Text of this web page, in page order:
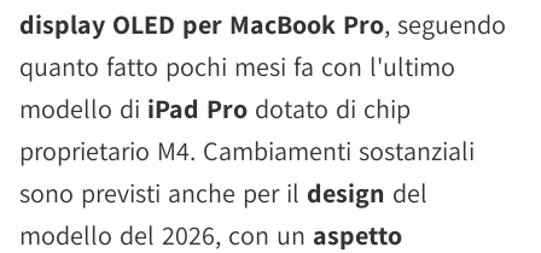
display OLED per MacBook Pro, seguendo
quanto fatto pochi mesi fa con l'ultimo
modello di iPad Pro dotato di chip
proprietario M4. Cambiamenti sostanziali
sono previsti anche per il design del
modello del 2026, con un aspetto